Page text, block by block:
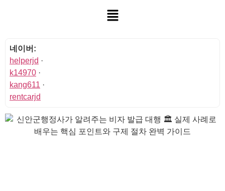
네이버:
helperjd ·
k14970 ·
kang611 ·
rentcarjd